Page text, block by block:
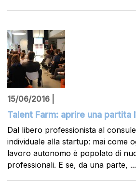
15/06/2016 |
Talent Farm: aprire una partita
Dal libero professionista al
individuale alla startup: mai come
lavoro autonomo è popolato di
professionali. E se, da una parte, ...